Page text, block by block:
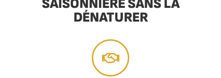
SAISONNIÈRE SANS LA
DÉNATURER